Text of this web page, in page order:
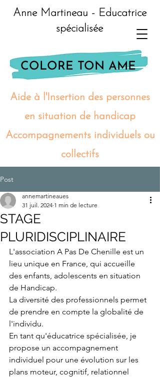
Anne Martineau - Educatrice
spécialisée
COLORE TON AME
Aide à l'Insertion des personnes
en situation de handicap
Accompagnements individuels ou
collectifs
Post
STAGE
PLURIDISCIPLINAIRE
annemartineaues
31 juil. 2024 1 min de lecture
L'association A Pas De Chenille est un
lieu unique en France, qui accueille
des enfants, adolescents en situation
de Handicap.
La diversité des professionnels permet
de prendre en compte la globalité de
l'individu.
En tant qu'éducatrice spécialisée, je
propose un accompagnement
individuel pour une évolution sur les
plans moteur, cognitif, relationnel